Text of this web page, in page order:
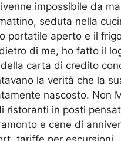
impossibile da
seduta nella
portatile aperto e il
di me, ho fatto il
carta di credito
la verità che la
nascosto. Non
ristoranti in posti
e cene di